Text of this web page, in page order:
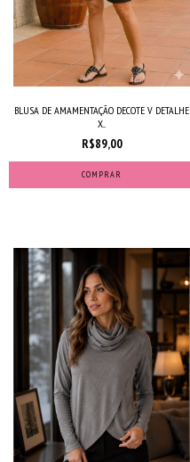
BLUSA DE AMAMENTAÇÃO DECOTE V DETALHE
X...
R$89,00
COMPRAR